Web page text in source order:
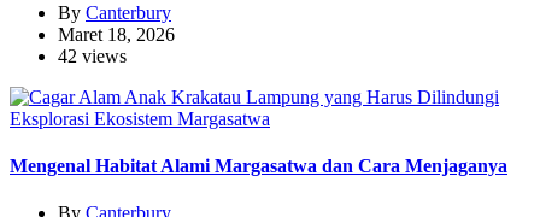
By Canterbury
Maret 18, 2026
42 views
Eksplorasi Ekosistem Margasatwa
Mengenal Habitat Alami Margasatwa dan Cara Menjaganya